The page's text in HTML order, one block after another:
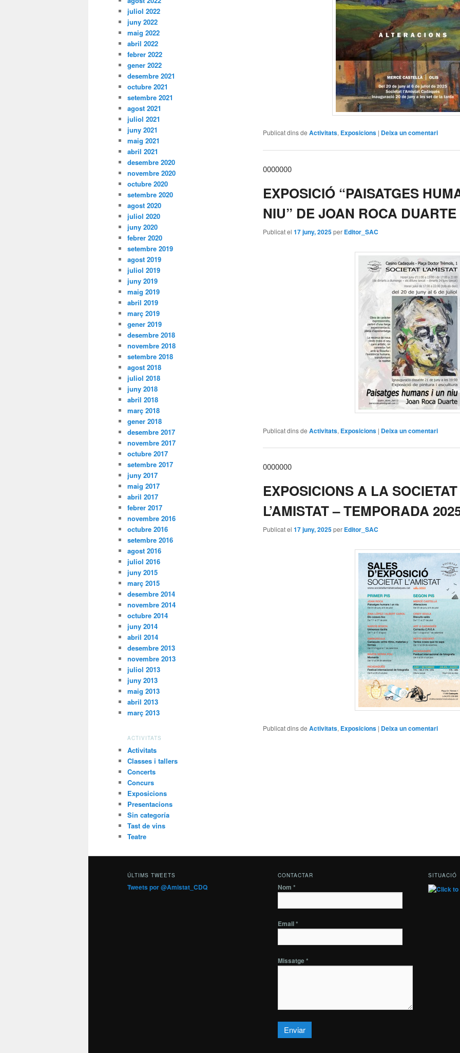
Publicat dins de Activitats, Exposicions | Deixa un comentari
0000000
EXPOSICIÓ “PAISATGES
NIU” DE JOAN ROCA DUARTE
Publicat el 17 juny, 2025per Editor_SAC
Publicat dins de Activitats, Exposicions | Deixa un comentari
0000000
EXPOSICIONS A LA SOCIETAT
L’AMISTAT – TEMPORADA
Publicat el 17 juny, 2025per Editor_SAC
Publicat dins de Activitats, Exposicions | Deixa un comentari
juliol 2022
juny 2022
maig 2022
abril 2022
febrer 2022
gener 2022
desembre 2021
octubre 2021
setembre 2021
agost 2021
juliol 2021
juny 2021
maig 2021
abril 2021
desembre 2020
novembre 2020
octubre 2020
setembre 2020
agost 2020
juliol 2020
juny 2020
febrer 2020
setembre 2019
agost 2019
juliol 2019
juny 2019
maig 2019
abril 2019
març 2019
gener 2019
desembre 2018
novembre 2018
setembre 2018
agost 2018
juliol 2018
juny 2018
abril 2018
març 2018
gener 2018
desembre 2017
novembre 2017
octubre 2017
setembre 2017
juny 2017
maig 2017
abril 2017
febrer 2017
novembre 2016
octubre 2016
setembre 2016
agost 2016
juliol 2016
juny 2015
març 2015
desembre 2014
novembre 2014
octubre 2014
juny 2014
abril 2014
desembre 2013
novembre 2013
juliol 2013
juny 2013
maig 2013
abril 2013
març 2013
ACTIVITATS
Activitats
Classes i tallers
Concerts
Concurs
Exposicions
Presentacions
Sin categoría
Tast de vins
Teatre
ÚLTIMS TWEETS
Tweets por @Amistat_CDQ
CONTACTAR
Nom *
Email *
Missatge *
SITUACIÓ